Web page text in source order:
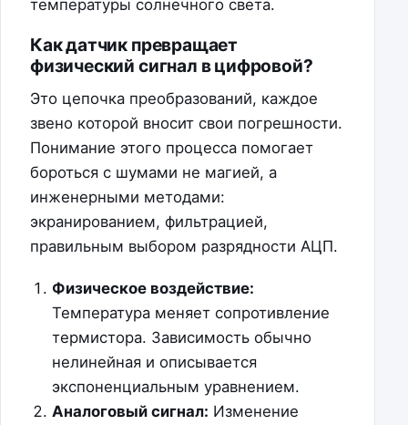
температуры солнечного света.
Как датчик превращает
физический сигнал в цифровой?
Это цепочка преобразований, каждое
звено которой вносит свои погрешности.
Понимание этого процесса помогает
бороться с шумами не магией, а
инженерными методами:
экранированием, фильтрацией,
правильным выбором разрядности АЦП.
Физическое воздействие:
Температура меняет сопротивление
термистора. Зависимость обычно
нелинейная и описывается
экспоненциальным уравнением.
Аналоговый сигнал: Изменение